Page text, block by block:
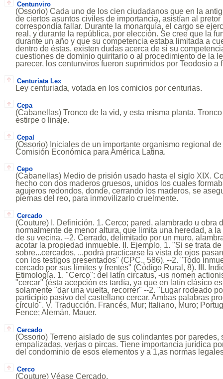
Centunviro
(Ossorio) Cada uno de los cien ciudadanos que en la
de ciertos asuntos civiles de importancia, asistían al
correspondía fallar. Durante la monarquía, el cargo se
real, y durante la república, por elección. Se cree que la
durante un año y que su competencia estaba limitada a
dentro de éstas, existen dudas acerca de si su
cuestiones de dominio quiritario o al procedimiento de la
parecer, los centunviros fueron suprimidos por Teodosio a
Centuriata Lex
Ley centuriada, votada en los comicios por centurias.
Cepa
(Cabanellas) Tronco de la vid, y esta misma planta.
estirpe o linaje.
Cepal
(Ossorio) Iniciales de un importante organismo regional
Comisión Económica para América Latina.
Cepo
(Cabanellas) Medio de prisión usado hasta el siglo XIX.
hecho con dos maderos gruesos, unidos los cuales
agujeros redondos, donde, cerrando los maderos, se
piernas del reo, para inmovilizarlo cruelmente.
Cercado
(Couture) I. Definición. 1. Cerco; pared, alambrado u obra
normalmente de menor altura, que limita una heredad, a
de su vecina. --2. Cerrado, delimitado por un muro,
acotar la propiedad inmueble. II. Ejemplo. 1. "Si se trata
sobre...cercados, ...podrá practicarse la vista de ojos
con los testigos presentados" (CPC., 586). --2. "Todo
cercado por sus límites y frentes" (Código Rural, 8). III.
Etimología. 1. "Cerco": del latín circatus, -us nomen
"cercar" (ésta acepción es tardía, ya que en latín clásico
solamente "dar una vuelta, recorrer" --2. "Lugar rodeado
participio pasivo del castellano cercar. Ambas palabras
círculo". V. Traducción. Francés, Mur; Italiano, Muro;
Fence; Alemán, Mauer.
Cercado
(Ossorio) Terreno aislado de sus colindantes por paredes,
empalizadas, verjas o pircas. Tiene importancia jurídica
del condominio de esos elementos y a 1,as normas
Cerco
(Couture) Véase Cercado.